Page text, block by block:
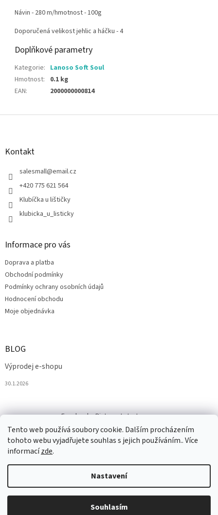
Tento web používá soubory cookie. Dalším procházením
tohoto webu vyjadřujete souhlas s jejich používáním.. Více
informacízde.
Nastavení
Souhlasím
Návin - 280 m/hmotnost - 100g
Doporučená velikost jehlic a háčku - 4
Doplňkové parametry
Kategorie: Lanoso Soft Soul
Hmotnost:
0.1 kg
EAN: 2000000000814
Z
Kontakt
salesmall@email.cz
+420 775 621 564
Klubíčka u lištičky
klubicka_u_listicky
Informace pro vás
Doprava a platba
Obchodní podmínky
Podmínky ochrany osobních údajů
Hodnocení obchodu
Moje objednávka
BLOG
Výprodej e-shopu
30.1.2026
Facebook Pinterest Instagram
Vytvořil Shoptet
Salesmall.cz. Všechna práva vyhrazena.